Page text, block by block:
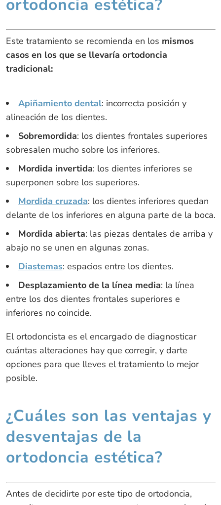
ortodoncia estética?
Este tratamiento se recomienda en los mismos
casos en los que se llevaría ortodoncia
tradicional:
Apiñamiento dental: incorrecta posición y
alineación de los dientes.
Sobremordida: los dientes frontales superiores
sobresalen mucho sobre los inferiores.
Mordida invertida: los dientes inferiores se
superponen sobre los superiores.
Mordida cruzada: los dientes inferiores quedan
delante de los inferiores en alguna parte de la boca.
Mordida abierta: las piezas dentales de arriba y
abajo no se unen en algunas zonas.
Diastemas: espacios entre los dientes.
Desplazamiento de la línea media: la línea
entre los dos dientes frontales superiores e
inferiores no coincide.
El ortodoncista es el encargado de diagnosticar
cuántas alteraciones hay que corregir, y darte
opciones para que lleves el tratamiento lo mejor
posible.
¿Cuáles son las ventajas y
desventajas de la
ortodoncia estética?
Antes de decidirte por este tipo de ortodoncia,